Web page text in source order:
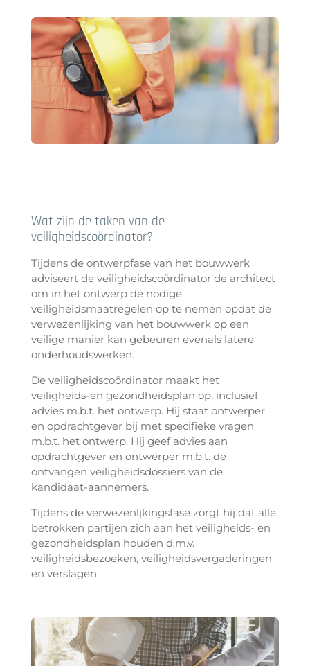
Wat zijn de taken van de
veiligheidscoördinator?
Tijdens de ontwerpfase van het bouwwerk
adviseert de veiligheidscoördinator de architect
om in het ontwerp de nodige
veiligheidsmaatregelen op te nemen opdat de
verwezenlijking van het bouwwerk op een
veilige manier kan gebeuren evenals latere
onderhoudswerken.
De veiligheidscoördinator maakt het
veiligheids-en gezondheidsplan op, inclusief
advies m.b.t. het ontwerp. Hij staat ontwerper
en opdrachtgever bij met specifieke vragen
m.b.t. het ontwerp. Hij geef advies aan
opdrachtgever en ontwerper m.b.t. de
ontvangen veiligheidsdossiers van de
kandidaat-aannemers.
Tijdens de verwezenljkingsfase zorgt hij dat alle
betrokken partijen zich aan het veiligheids- en
gezondheidsplan houden d.m.v.
veiligheidsbezoeken, veiligheidsvergaderingen
en verslagen.